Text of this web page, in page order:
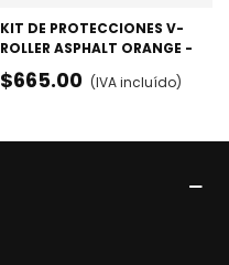
KIT DE PROTECCIONES V-
ROLLER ASPHALT ORANGE -
RODILLERAS, CODERAS Y
MUÑEQUERAS
$665.00 (IVA incluído)